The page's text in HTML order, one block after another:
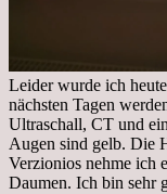
Leider wurde ich
nächsten Tagen
Ultraschall, CT und
Augen sind gelb. Die
Verzionios nehme ich
Daumen. Ich bin sehr